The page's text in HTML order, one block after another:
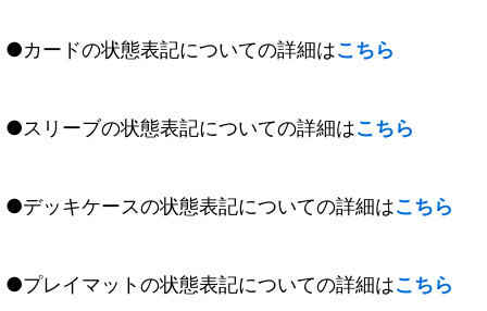
●カードの状態表記についての詳細はこちら
●スリーブの状態表記についての詳細はこちら
●デッキケースの状態表記についての詳細はこちら
●プレイマットの状態表記についての詳細はこちら